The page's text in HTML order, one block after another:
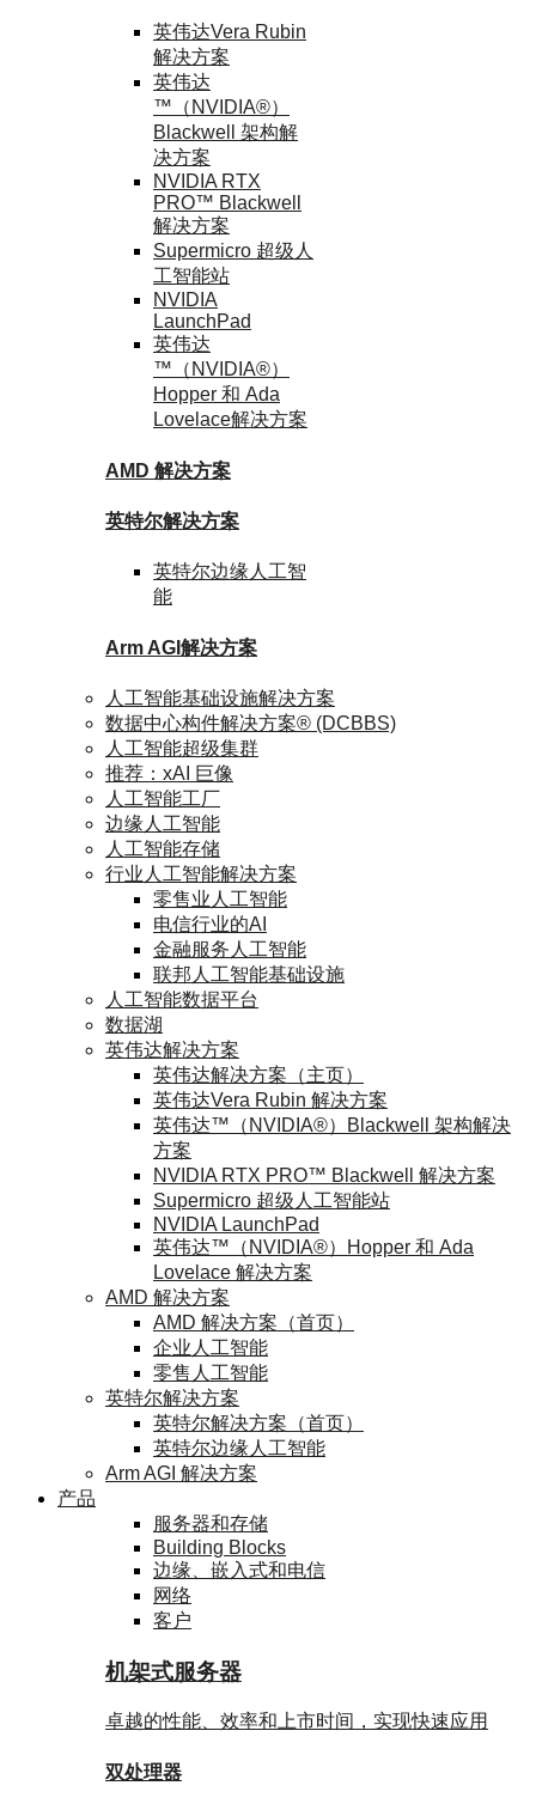
英伟达Vera Rubin
解决方案
英伟达
™（NVIDIA®）
Blackwell 架构解
决方案
NVIDIA RTX
PRO™ Blackwell
解决方案
Supermicro 超级人
工智能站
NVIDIA
LaunchPad
英伟达
™（NVIDIA®）
Hopper 和 Ada
Lovelace解决方案
AMD 解决方案
英特尔解决方案
英特尔边缘人工智
能
Arm AGI 解决方案
人工智能基础设施解决方案
数据中心构件解决方案® (DCBBS)
人工智能超级集群
推荐：xAI 巨像
人工智能工厂
边缘人工智能
人工智能存储
行业人工智能解决方案
零售业人工智能
电信行业的AI
金融服务人工智能
联邦人工智能基础设施
人工智能数据平台
数据湖
英伟达解决方案
英伟达解决方案（主页）
英伟达Vera Rubin 解决方案
英伟达™（NVIDIA®）Blackwell 架构解决
方案
NVIDIA RTX PRO™ Blackwell 解决方案
Supermicro 超级人工智能站
NVIDIA LaunchPad
英伟达™（NVIDIA®）Hopper 和 Ada
Lovelace 解决方案
AMD 解决方案
AMD 解决方案（首页）
企业人工智能
零售人工智能
英特尔解决方案
英特尔解决方案（首页）
英特尔边缘人工智能
Arm AGI 解决方案
产品
服务器和存储
Building Blocks
边缘、嵌入式和电信
网络
客户
机架式服务器
卓越的性能、效率和上市时间，实现快速应用
双处理器